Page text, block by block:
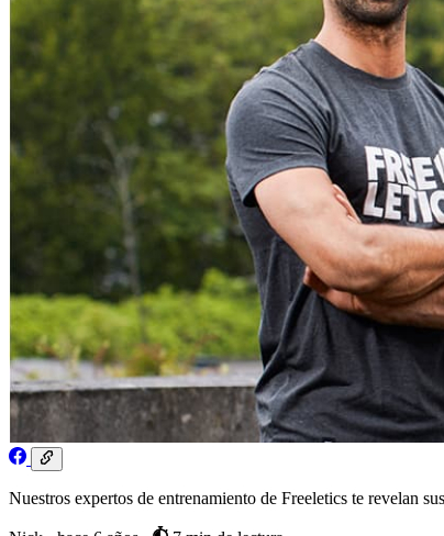
Nuestros expertos de entrenamiento de Freeletics te revelan